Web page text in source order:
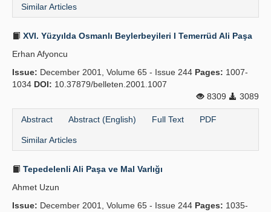
Similar Articles
XVI. Yüzyılda Osmanlı Beylerbeyileri I Temerrüd Ali Paşa
Erhan Afyoncu
Issue: December 2001, Volume 65 - Issue 244 Pages: 1007-
1034 DOI: 10.37879/belleten.2001.1007
8309
3089
Abstract Abstract (English) Full Text PDF
Similar Articles
Tepedelenli Ali Paşa ve Mal Varlığı
Ahmet Uzun
Issue: December 2001, Volume 65 - Issue 244 Pages: 1035-